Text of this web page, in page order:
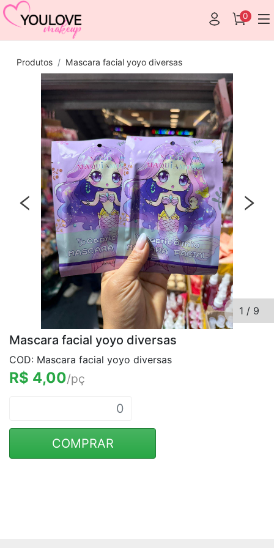
0
Produtos Mascara facial yoyo diversas
1 / 9
Mascara facial yoyo diversas
COD: Mascara facial yoyo diversas
R$ 4,00/pç
COMPRAR